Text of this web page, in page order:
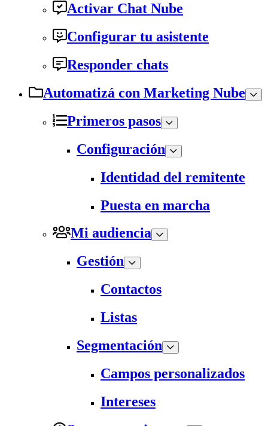
Activar Chat Nube
Configurar tu asistente
Responder chats
Automatizá con Marketing Nube
Primeros pasos
Configuración
Identidad del remitente
Puesta en marcha
Mi audiencia
Gestión
Contactos
Listas
Segmentación
Campos personalizados
Intereses